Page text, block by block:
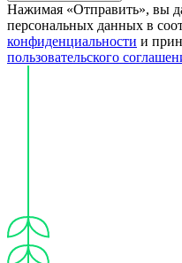
Нажимая «Отправить», вы
персональных данных в
конфиденциальности и
пользовательского